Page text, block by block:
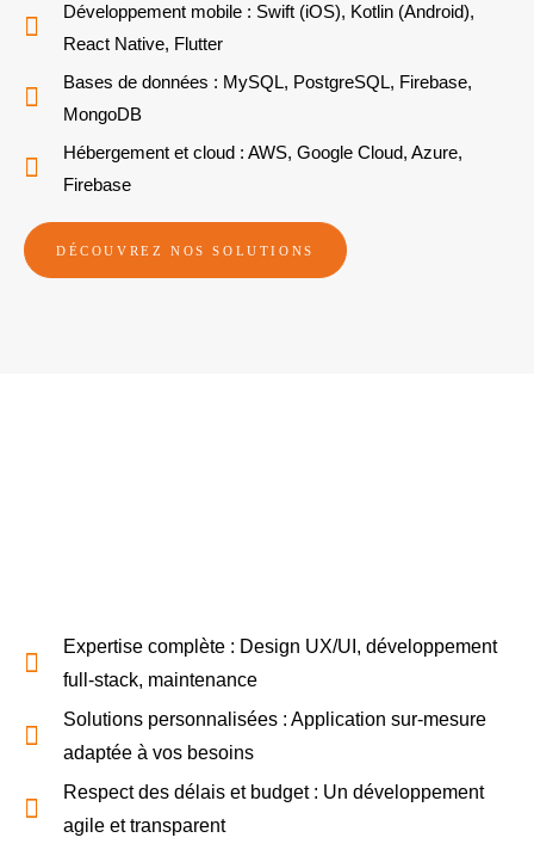
Développement mobile : Swift (iOS), Kotlin (Android),
React Native, Flutter
Bases de données : MySQL, PostgreSQL, Firebase,
MongoDB
Hébergement et cloud : AWS, Google Cloud, Azure,
Firebase
DÉCOUVREZ NOS SOLUTIONS
Expertise complète : Design UX/UI, développement
full-stack, maintenance
Solutions personnalisées : Application sur-mesure
adaptée à vos besoins
Respect des délais et budget : Un développement
agile et transparent